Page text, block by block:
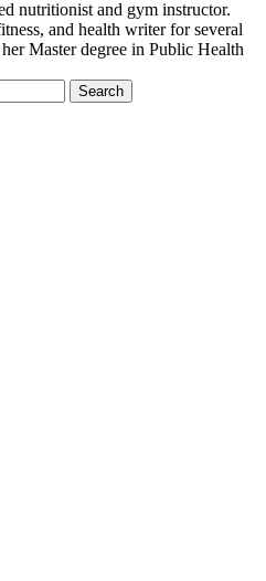
nutritionist and gym instructor.
and health writer for several
Master degree in Public Health